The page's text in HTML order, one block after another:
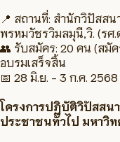
📍 สถานที่: สำนักวิปัสสน
พรหมวัชรวิมลมุนี,วิ. (รศ.
👥 รับสมัคร: 20 คน (สมั
อบรมเสร็จสิ้น
📅 28 มิ.ย. - 3 ก.ค. 2568
โครงการปฏิบัติวิปัสส
ประชาชนทั่วไป มหาวิ